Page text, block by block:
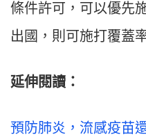
條件許可，可以優先
出國，則可施打覆蓋
延伸閱讀：
預防肺炎，流感疫苗